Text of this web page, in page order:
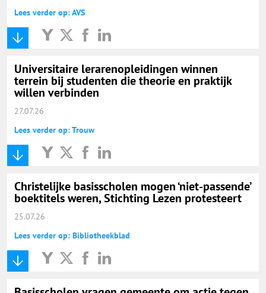
Lees verder op: AVS
Universitaire lerarenopleidingen winnen
terrein bij studenten die theorie en praktijk
willen verbinden
27.07.26
Lees verder op: Trouw
Christelijke basisscholen mogen ‘niet-passende’
boektitels weren, Stichting Lezen protesteert
25.07.26
Lees verder op: Bibliotheekblad